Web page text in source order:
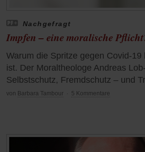
Nachgefragt
Impfen – eine moralische
Warum die Spritze gegen Covid-
ist. Der Moraltheologe Andreas
Selbstschutz, Fremdschutz – und
von Barbara Tambour 5 Kommentare